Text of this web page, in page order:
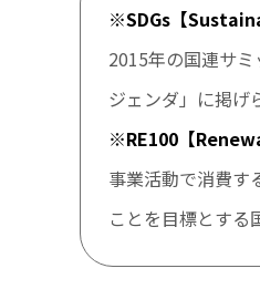
※SDGs【
2015年の国連サ
ジェンダ」に掲げ
※RE100【
事業活動で消費す
ことを目標とする